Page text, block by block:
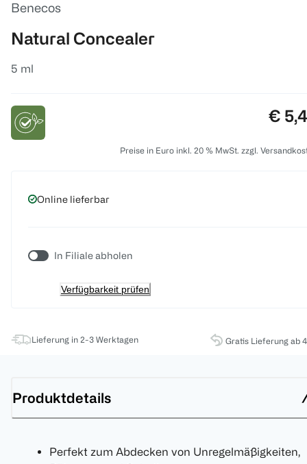
Benecos
Natural Concealer
5 ml
€
Preise in Euro inkl. 20 % MwSt. zzgl.
Online lieferbar
In Filiale abholen
Verfügbarkeit prüfen
Lieferung in 2-3 Werktagen Gratis Lieferung ab
Produktdetails
Perfekt zum Abdecken von Unregelmäßigkeiten,